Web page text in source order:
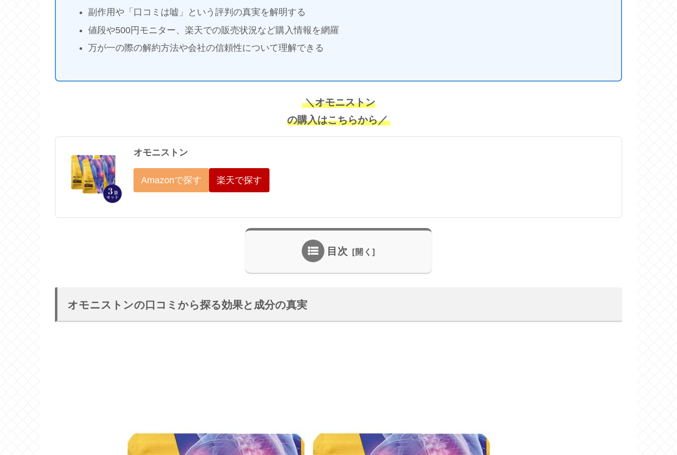
副作用や「口コミは嘘」という評判の真実を解明する
値段や500円モニター、楽天での販売状況など購入情報を網羅
万が一の際の解約方法や会社の信頼性について理解できる
＼オモニストン
の購入はこちらから／
オモニストン
Amazonで探す 楽天で探す
目次
オモニストンの口コミから探る効果と成分の真実